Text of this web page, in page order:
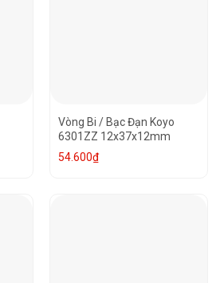
Vòng Bi / Bạc Đạn Koyo
6301ZZ 12x37x12mm
54.600₫